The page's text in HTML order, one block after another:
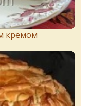
кремом